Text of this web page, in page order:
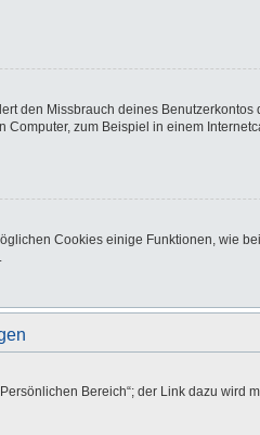
den Missbrauch deines
zum Beispiel in einem
Cookies einige Funktionen, wie
Bereich“; der Link dazu wird